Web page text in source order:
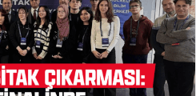
o
n
X
o
s
t
a
g